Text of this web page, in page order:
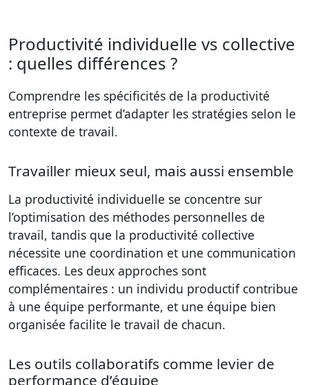
Productivité individuelle vs collective
: quelles différences ?
Comprendre les spécificités de la productivité
entreprise permet d’adapter les stratégies selon le
contexte de travail.
Travailler mieux seul, mais aussi ensemble
La productivité individuelle se concentre sur
l’optimisation des méthodes personnelles de
travail, tandis que la productivité collective
nécessite une coordination et une communication
efficaces. Les deux approches sont
complémentaires : un individu productif contribue
à une équipe performante, et une équipe bien
organisée facilite le travail de chacun.
Les outils collaboratifs comme levier de
performance d’équipe